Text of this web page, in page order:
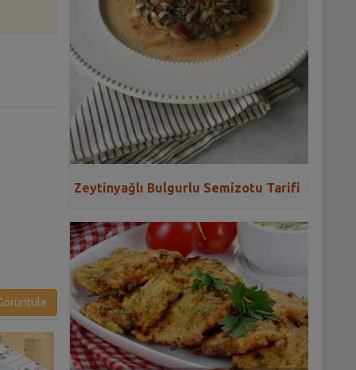
Zeytinyağlı Bulgurlu Semizotu Tarifi